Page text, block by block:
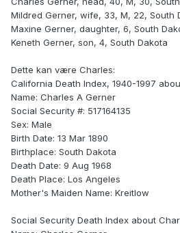
Mildred Gerner, wife, 33, M, 22, South
Maxine Gerner, daughter, 6, South
Keneth Gerner, son, 4, South Dakota
Dette kan være Charles:
California Death Index, 1940-1997
Name: Charles A Gerner
Social Security #: 517164135
Sex: Male
Birth Date: 13 Mar 1890
Birthplace: South Dakota
Death Date: 9 Aug 1968
Death Place: Los Angeles
Mother's Maiden Name: Kreitlow
Social Security Death Index about